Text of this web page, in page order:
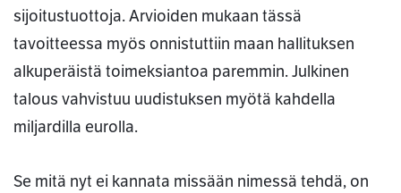
sijoitustuottoja. Arvioiden mukaan tässä
tavoitteessa myös onnistuttiin maan hallituksen
alkuperäistä toimeksiantoa paremmin. Julkinen
talous vahvistuu uudistuksen myötä kahdella
miljardilla eurolla.
Se mitä nyt ei kannata missään nimessä tehdä, on